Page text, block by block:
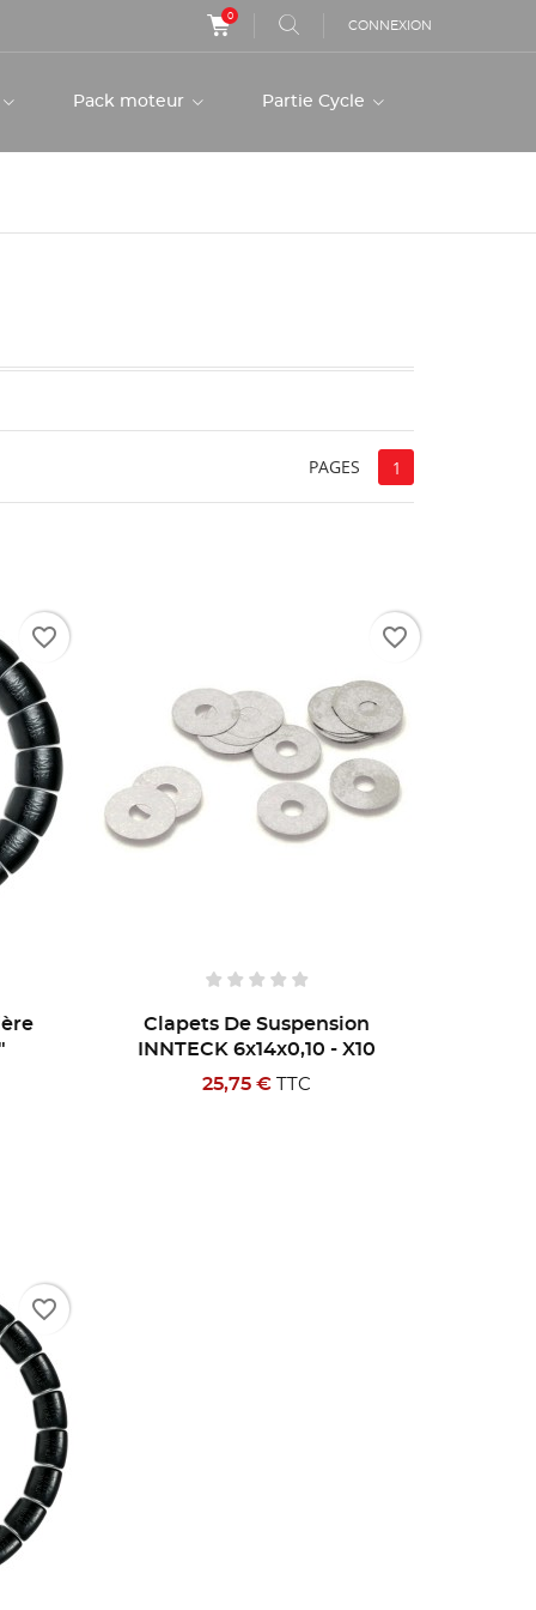
0
CONNEXION
Pack moteur Partie Cycle
PAGES 1
favorite_border
Clapets De Suspension
INNTECK 6x14x0,10 - X10
25,75 € TTC
favorite_border
favorite_border